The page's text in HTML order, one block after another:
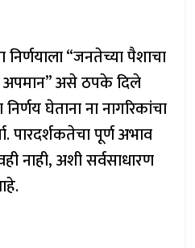
निर्णयाला “जनतेच्या पैशाचा
असे ठपके दिले
घेताना ना नागरिकांचा
पारदर्शकतेचा पूर्ण अभाव
नाही, अशी सर्वसाधारण